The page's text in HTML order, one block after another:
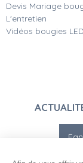
Devis Mariage
L'entretien
Vidéos bougies LED